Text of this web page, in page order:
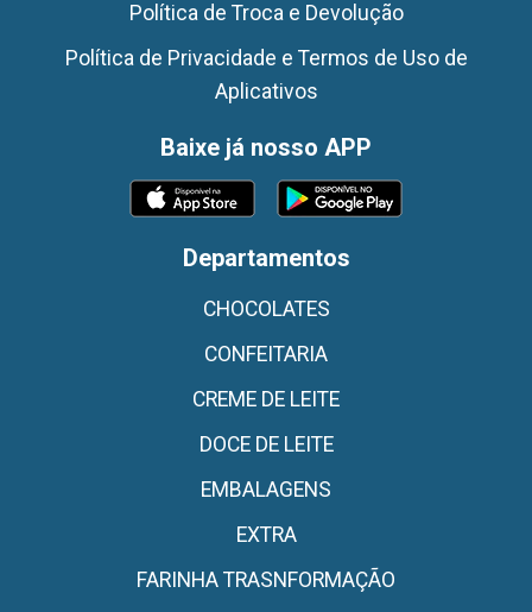
Política de Troca e Devolução
Política de Privacidade e Termos de Uso de
Aplicativos
Baixe já nosso APP
Departamentos
CHOCOLATES
CONFEITARIA
CREME DE LEITE
DOCE DE LEITE
EMBALAGENS
EXTRA
FARINHA TRASNFORMAÇÃO